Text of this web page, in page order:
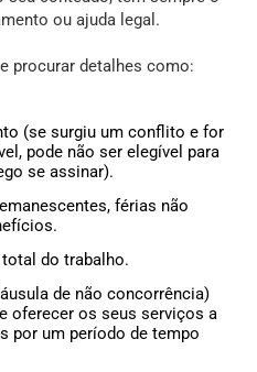
ou ajuda legal.
procurar detalhes como:
(se surgiu um conflito e for
pode não ser elegível para
se assinar).
férias não
do trabalho.
de não concorrência)
oferecer os seus serviços a
por um período de tempo